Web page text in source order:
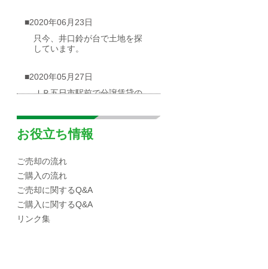
■2020年06月23日
只今、井口鈴が台で土地を探
しています。
■2020年05月27日
ＪＲ五日市駅前で分譲賃貸の
■2020年05月03日
ョンの概要
■2020年04月30日
☆海が見渡せる一戸建て（売
却物件）を募集しています！
お役立ち情報
ご売却の流れ
ご購入の流れ
ご売却に関するQ&A
ご購入に関するQ&A
リンク集